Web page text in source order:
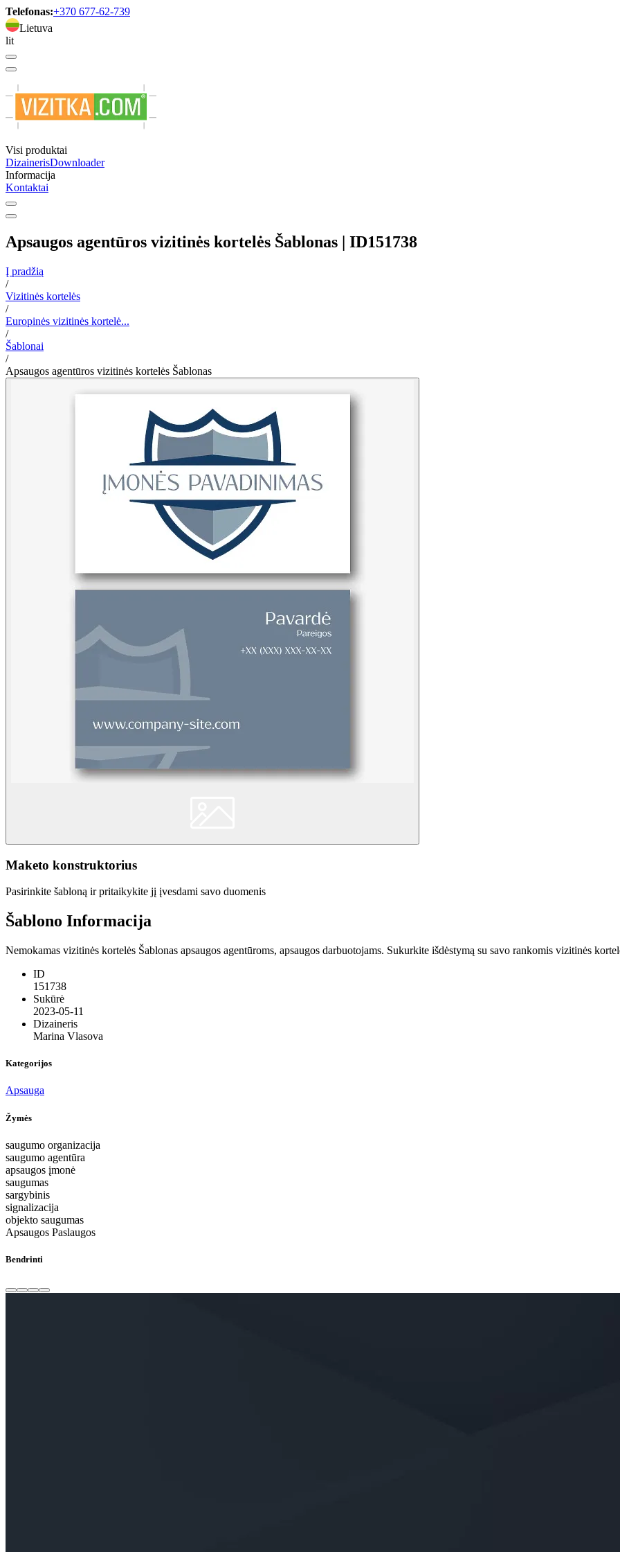
Telefonas:+370 677-62-739
Lietuva
lit
Visi produktai
DizainerisDownloader
Informacija
Kontaktai
Apsaugos agentūros vizitinės kortelės Šablonas | ID151738
Į pradžią
/
Vizitinės kortelės
/
Europinės vizitinės kortelė...
/
Šablonai
/
Apsaugos agentūros vizitinės kortelės Šablonas
Maketo konstruktorius
Pasirinkite šabloną ir pritaikykite jį įvesdami savo duomenis
Šablono Informacija
Nemokamas vizitinės kortelės Šablonas apsaugos agentūroms, apsaugos darbuotojams. Sukurkite išdėstymą su savo rankomis vizitinės
ID
151738
Sukūrė
2023-05-11
Dizaineris
Marina Vlasova
Kategorijos
Apsauga
Žymės
saugumo organizacija
saugumo agentūra
apsaugos įmonė
saugumas
sargybinis
signalizacija
objekto saugumas
Apsaugos Paslaugos
Bendrinti